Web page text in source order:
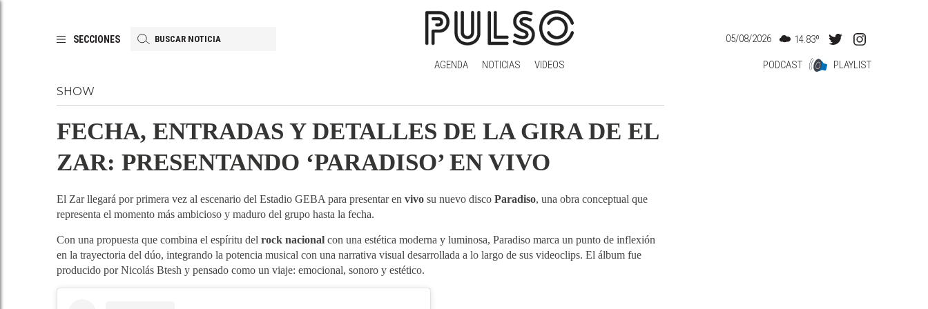
SECCIONES
AGENDA NOTICIAS VIDEOS
05/08/2026 14.83º
PODCAST PLAYLIST
SHOW
FECHA, ENTRADAS Y DETALLES DE LA GIRA DE EL
ZAR: PRESENTANDO ‘PARADISO’ EN VIVO
El Zar llegará por primera vez al escenario del Estadio GEBA para presentar en vivo su nuevo disco Paradiso, una obra conceptual que
representa el momento más ambicioso y maduro del grupo hasta la fecha.
Con una propuesta que combina el espíritu del rock nacional con una estética moderna y luminosa, Paradiso marca un punto de inflexión
en la trayectoria del dúo, integrando la potencia musical con una narrativa visual desarrollada a lo largo de sus videoclips. El álbum fue
producido por Nicolás Btesh y pensado como un viaje: emocional, sonoro y estético.